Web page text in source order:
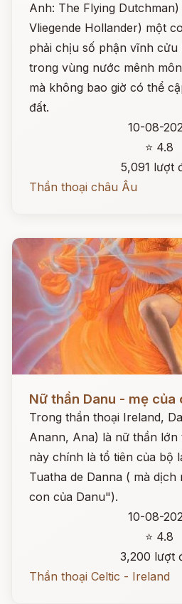
Anh: The Flying
Vliegende Hollander) một
phải chịu số phận vĩnh cửu
trong vùng nước mênh
mà không bao giờ có thể
đất.
10-08-
⭐ 4.8
5,091 lượt
Thần thoại châu Âu
Nữ thần Danu - mẹ của
Trong thần thoại Ireland,
Anann, Ana) là nữ thần
này chính là tổ tiên của bộ
Tuatha de Danna ( mà
con của Danu").
10-08-
⭐ 4.8
3,200 lượt
Thần thoại Celtic - Ireland